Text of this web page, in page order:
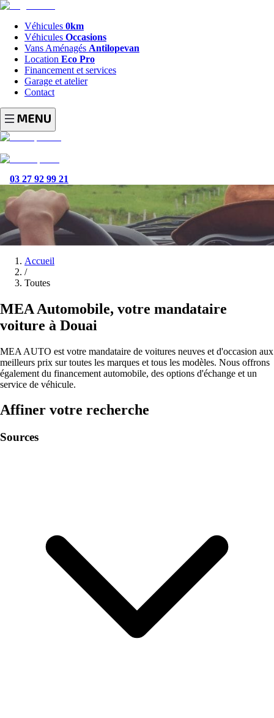
Véhicules 0km
Véhicules Occasions
Vans Aménagés Antilopevan
Location Eco Pro
Financement et services
Garage et atelier
Contact
03 27 92 99 21
Accueil
/
Toutes
MEA Automobile, votre mandataire
voiture à Douai
MEA AUTO est votre mandataire de voitures neuves et d'occasion aux
meilleurs prix sur toutes les marques et tous les modèles. Nous offrons
également du financement automobile, des options d'échange et un
service de véhicule.
Affiner votre recherche
Sources